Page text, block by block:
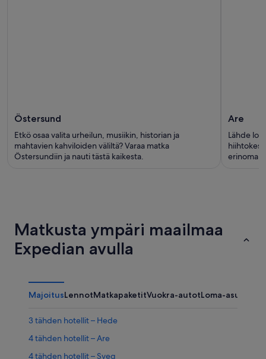
Östersund
Etkö osaa valita urheilun, musiikin, historian ja
mahtavien kahviloiden väliltä? Varaa matka
Östersundiin ja nauti tästä kaikesta.
Are
Lähde
Matkusta ympäri maailmaa
Expedian avulla
MajoitusLennotMatkapaketitVuokra-autotLoma-asunnot
3 tähden hotellit – Hede
4 tähden hotellit – Are
4 tähden hotellit – Sveg